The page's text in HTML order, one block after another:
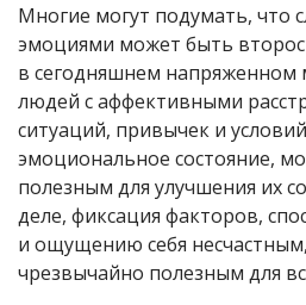
Многие могут подумать, что
эмоциями может быть
в сегодняшнем напряженном
людей с аффективными
ситуаций, привычек и
эмоциональное состояние,
полезным для улучшения их
деле, фиксация факторов,
и ощущению себя
чрезвычайно полезным для